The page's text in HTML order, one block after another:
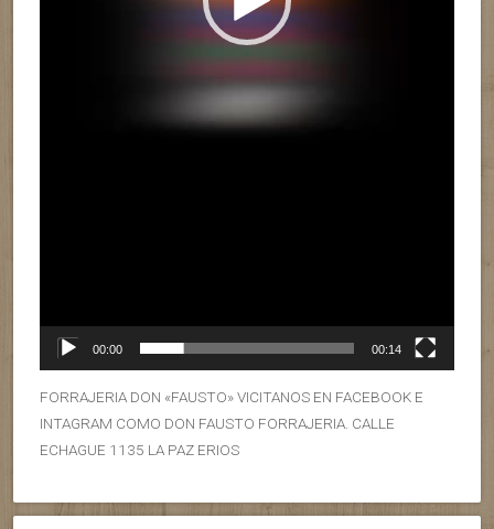
00:00 00:14
FORRAJERIA DON «FAUSTO» VICITANOS EN FACEBOOK E
INTAGRAM COMO DON FAUSTO FORRAJERIA. CALLE
ECHAGUE 1135 LA PAZ ERIOS